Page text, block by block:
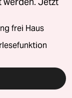
frei Haus